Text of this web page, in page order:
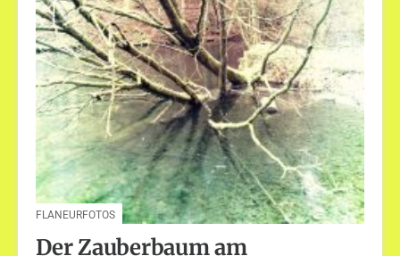
FLANEURFOTOS
Der Zauberbaum am